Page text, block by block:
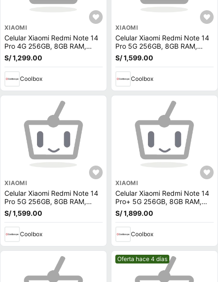
XIAOMI
Celular Xiaomi Redmi Note 14
Pro 4G 256GB, 8GB RAM,
cámara trasera 200MP y
frontal 16MP, 6.67'', azul
S/ 1,299.00
Coolbox
XIAOMI
Celular Xiaomi Redmi Note 14
Pro 5G 256GB, 8GB RAM,
cámara trasera 200MP y
frontal 20MP, 6.67'', verde
S/ 1,599.00
Coolbox
XIAOMI
Celular Xiaomi Redmi Note 14
Pro 5G 256GB, 8GB RAM,
cámara trasera 200MP y
frontal 20MP, 6.67'', morado
S/ 1,599.00
Coolbox
XIAOMI
Celular Xiaomi Redmi Note 14
Pro+ 5G 256GB, 8GB RAM,
cámara trasera 200MP y
frontal 20MP, 6.67'', morado
S/ 1,899.00
Coolbox
Mejor precio.
Oferta hace 4 días